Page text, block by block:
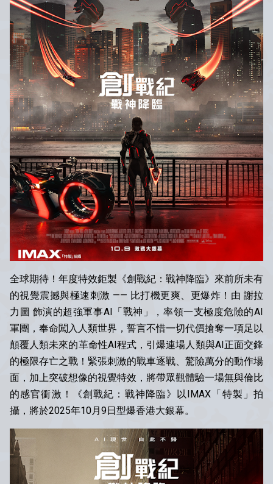
全球期待！年度特效鉅製《創戰紀：戰神降臨》來前所未有
的視覺震撼與極速刺激 —— 比打機更爽、更爆炸！由 謝拉
力圖 飾演的超強軍事AI「戰神」，率領一支極度危險的AI
軍團，奉命闖入人類世界，誓言不惜一切代價搶奪一項足以
顛覆人類未來的革命性AI程式，引爆連場人類與AI正面交鋒
的極限存亡之戰！緊張刺激的戰車逐戰、驚險萬分的動作場
面，加上突破想像的視覺特效，將帶眾觀體驗一場無與倫比
的感官衝激！《創戰紀：戰神降臨》以IMAX「特製」拍
攝，將於2025年10月9日型爆香港大銀幕。